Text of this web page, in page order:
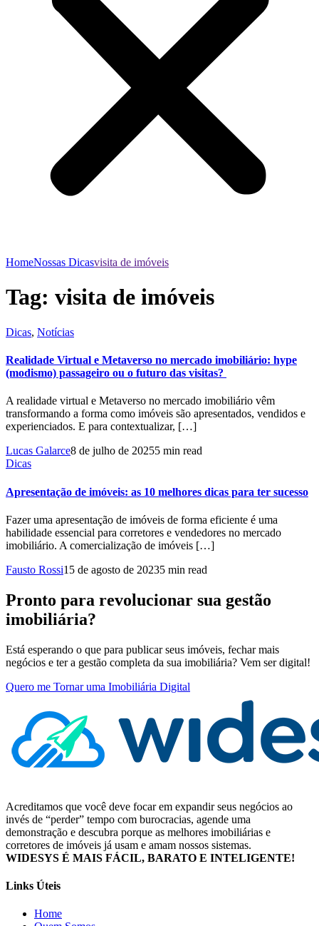
HomeNossas Dicasvisita de imóveis
Tag: visita de imóveis
Dicas, Notícias
Realidade Virtual e Metaverso no mercado imobiliário: hype
(modismo) passageiro ou o futuro das visitas?
A realidade virtual e Metaverso no mercado imobiliário vêm
transformando a forma como imóveis são apresentados, vendidos e
experienciados. E para contextualizar, […]
Lucas Galarce8 de julho de 20255 min read
Dicas
Apresentação de imóveis: as 10 melhores dicas para ter sucesso
Fazer uma apresentação de imóveis de forma eficiente é uma
habilidade essencial para corretores e vendedores no mercado
imobiliário. A comercialização de imóveis […]
Fausto Rossi15 de agosto de 20235 min read
Pronto para revolucionar sua gestão
imobiliária?
Está esperando o que para publicar seus imóveis, fechar mais
negócios e ter a gestão completa da sua imobiliária? Vem ser digital!
Quero me Tornar uma Imobiliária Digital
Acreditamos que você deve focar em expandir seus negócios ao
invés de “perder” tempo com burocracias, agende uma
demonstração e descubra porque as melhores imobiliárias e
corretores de imóveis já usam e amam nossos sistemas.
WIDESYS É MAIS FÁCIL, BARATO E INTELIGENTE!
Links Úteis
Home